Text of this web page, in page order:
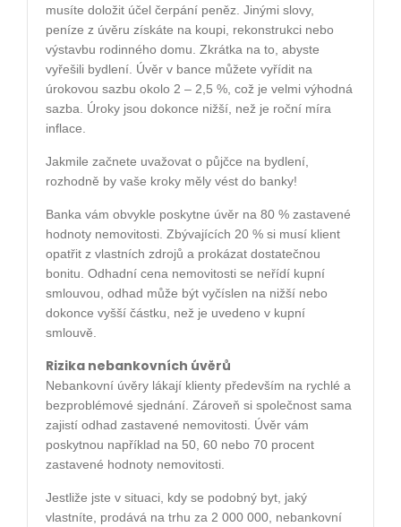
musíte doložit účel čerpání peněz. Jinými slovy,
peníze z úvěru získáte na koupi, rekonstrukci nebo
výstavbu rodinného domu. Zkrátka na to, abyste
vyřešili bydlení. Úvěr v bance můžete vyřídit na
úrokovou sazbu okolo 2 – 2,5 %, což je velmi výhodná
sazba. Úroky jsou dokonce nižší, než je roční míra
inflace.
Jakmile začnete uvažovat o půjčce na bydlení,
rozhodně by vaše kroky měly vést do banky!
Banka vám obvykle poskytne úvěr na 80 % zastavené
hodnoty nemovitosti. Zbývajících 20 % si musí klient
opatřit z vlastních zdrojů a prokázat dostatečnou
bonitu. Odhadní cena nemovitosti se neřídí kupní
smlouvou, odhad může být vyčíslen na nižší nebo
dokonce vyšší částku, než je uvedeno v kupní
smlouvě.
Rizika nebankovních úvěrů
Nebankovní úvěry lákají klienty především na rychlé a
bezproblémové sjednání. Zároveň si společnost sama
zajistí odhad zastavené nemovitosti. Úvěr vám
poskytnou například na 50, 60 nebo 70 procent
zastavené hodnoty nemovitosti.
Jestliže jste v situaci, kdy se podobný byt, jaký
vlastníte, prodává na trhu za 2 000 000, nebankovní